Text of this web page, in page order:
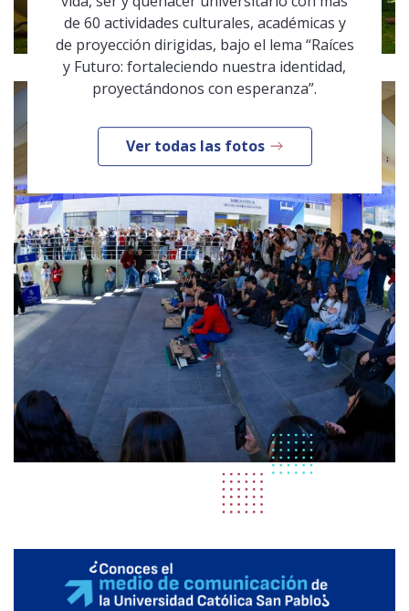
de 60 actividades culturales, académicas y
de proyección dirigidas, bajo el lema “Raíces
y Futuro: fortaleciendo nuestra identidad,
proyectándonos con esperanza”.
Ver todas las fotos